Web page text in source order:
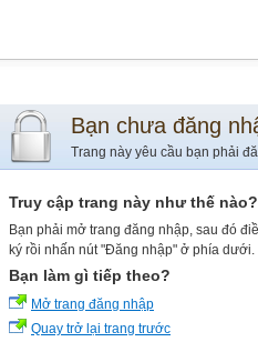
Bạn chưa đăng
Trang này yêu cầu bạn phải
Truy cập trang này như thế nào?
Bạn phải mở trang đăng nhập, sau đó
ký rồi nhấn nút "Đăng nhập" ở phía dưới.
Bạn làm gì tiếp theo?
Mở trang đăng nhập
Quay trở lại trang trước